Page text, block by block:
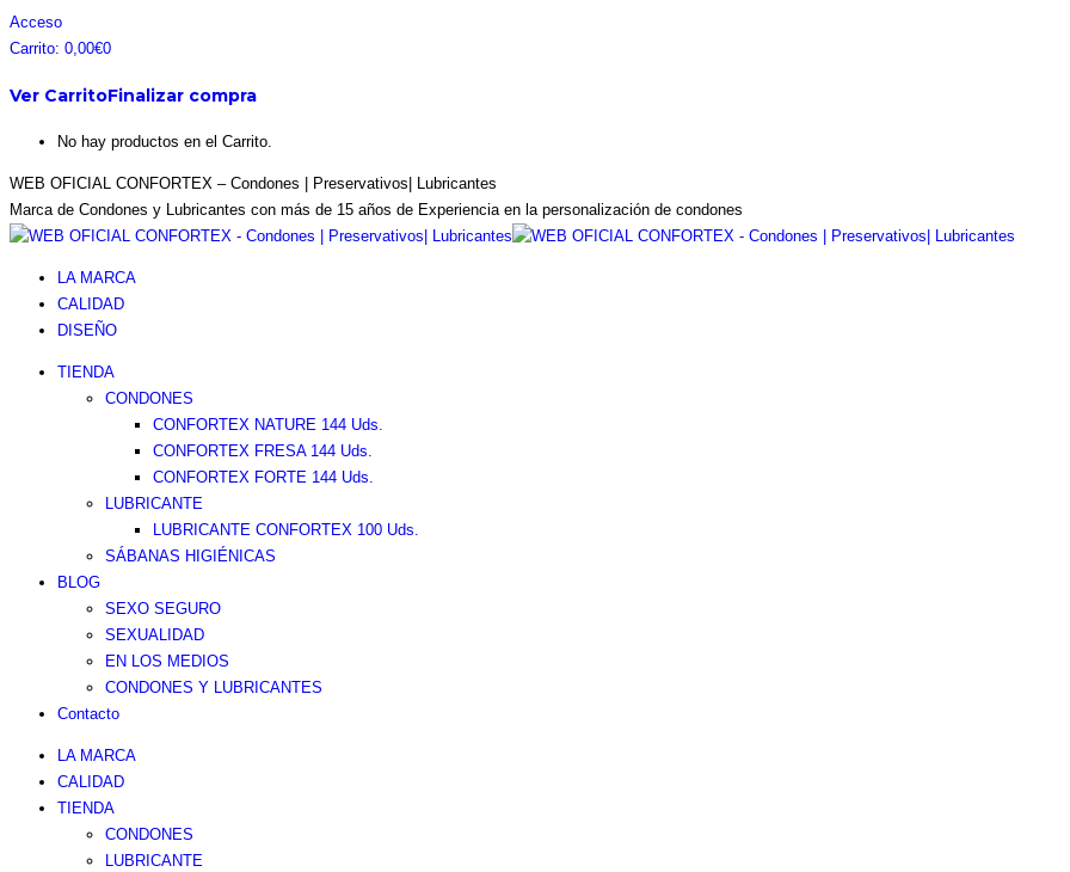
Saltar
al
Facebook
page
in
Instagram
page
in
Pinterest
page
in
Twitter
page
in
Acceso
Carrito: 0,00€0
Ver CarritoFinalizar compra
No hay productos en el Carrito.
WEB OFICIAL CONFORTEX – Condones | Preservativos| Lubricantes
Marca de Condones y Lubricantes con más de 15 años de Experiencia en la personalización de condones
LA MARCA
CALIDAD
DISEÑO
TIENDA
CONDONES
CONFORTEX NATURE 144 Uds.
CONFORTEX FRESA 144 Uds.
CONFORTEX FORTE 144 Uds.
LUBRICANTE
LUBRICANTE CONFORTEX 100 Uds.
SÁBANAS HIGIÉNICAS
BLOG
SEXO SEGURO
SEXUALIDAD
EN LOS MEDIOS
CONDONES Y LUBRICANTES
Contacto
LA MARCA
CALIDAD
TIENDA
CONDONES
LUBRICANTE